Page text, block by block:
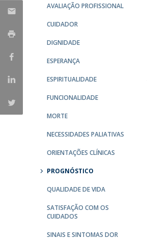
AVALIAÇÃO PROFISSIONAL
CUIDADOR
DIGNIDADE
ESPERANÇA
ESPIRITUALIDADE
FUNCIONALIDADE
MORTE
NECESSIDADES PALIATIVAS
ORIENTAÇÕES CLÍNICAS
PROGNÓSTICO
QUALIDADE DE VIDA
SATISFAÇÃO COM OS
CUIDADOS
SINAIS E SINTOMAS DOR